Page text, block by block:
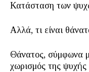
Κατάσταση των
Αλλά, τι είναι
Θάνατος, σύμφωνα
χωρισμός της